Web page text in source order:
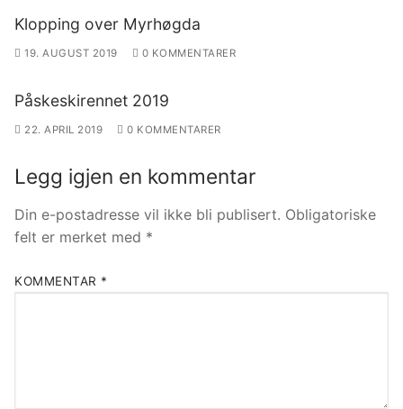
Klopping over Myrhøgda
19. AUGUST 2019 0 KOMMENTARER
Påskeskirennet 2019
22. APRIL 2019 0 KOMMENTARER
Legg igjen en kommentar
Din e-postadresse vil ikke bli publisert. Obligatoriske
felt er merket med *
KOMMENTAR *